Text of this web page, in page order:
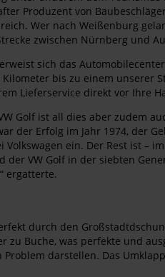
Produzent von
Wer nach Weißenburg
zwischen Nürnberg und
sich das
bis zu einem
Lieferservice direkt vor Ihre
Golf ist all dies aber zudem
der Erfolg im Jahr 1974, der
ein. Der Rest ist –
VW Golf in der siebten
ergatterte.
durch den
zu Buche, was perfekte und
darstellen. Das